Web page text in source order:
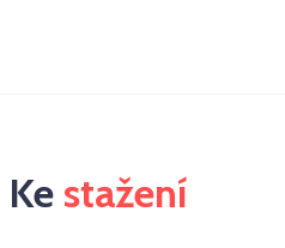
Ke stažení